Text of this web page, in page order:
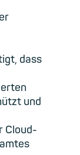
dass
und
Cloud-